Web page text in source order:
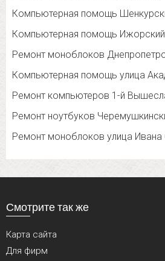
Компьютерная помощь
Компьютерная помощь
Ремонт моноблоков
Компьютерная помощь улица
Ремонт компьютеров 1-й
Ремонт ноутбуков
Ремонт моноблоков улица Ивана
Смотрите так же
Карта сайта
Для фирм